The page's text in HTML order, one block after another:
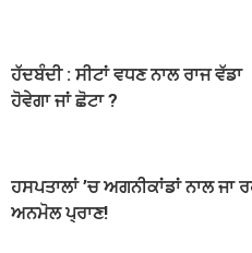
ਹੱਦਬੰਦੀ : ਸੀਟਾਂ ਵਧਣ ਨਾਲ ਰਾਜ ਵੱਡਾ
ਹੋਵੇਗਾ ਜਾਂ ਛੋਟਾ ?
ਹਸਪਤਾਲਾਂ ’ਚ ਅਗਨੀਕਾਂਡਾਂ ਨਾਲ ਜਾ
ਅਨਮੋਲ ਪ੍ਰਾਣ!